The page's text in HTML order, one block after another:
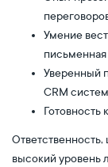
Умение
письменная
Уверенный
CRM
Готовность
высокий уровень